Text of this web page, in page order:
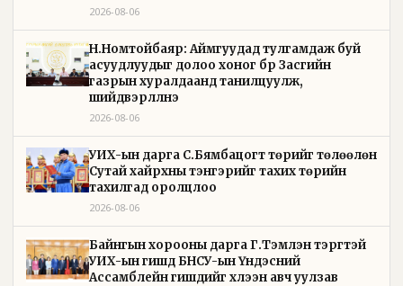
2026-08-06
Н.Номтойбаяр: Аймгуудад тулгамдаж буй
асуудлуудыг долоо хоног бүр Засгийн
газрын хуралдаанд танилцуулж,
шийдвэрлүүлнэ
2026-08-06
УИХ-ын дарга С.Бямбацогт төрийг төлөөлөн
Сутай хайрхны тэнгэрийг тахих төрийн
тахилгад оролцлоо
2026-08-06
Байнгын хорооны дарга Г.Тэмүүлэн тэргүүтэй
УИХ-ын гишүүд БНСУ-ын Үндэсний
Ассамблейн гишүүдийг хүлээн авч уулзав